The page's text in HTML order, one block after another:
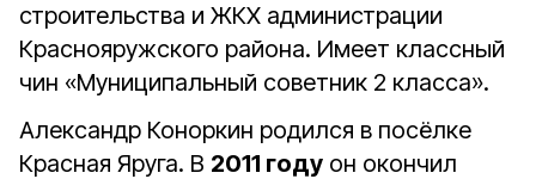
строительства и ЖКХ администрации
Краснояружского района. Имеет классный
чин «Муниципальный советник 2 класса».
Александр Коноркин родился в посёлке
Красная Яруга. В 2011 году он окончил